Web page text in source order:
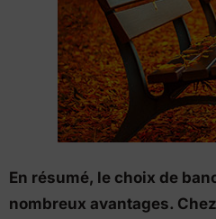
En résumé, le choix de
nombreux avantages.